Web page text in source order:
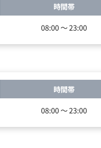
時間帯
08:00 ～ 23:00
時間帯
08:00 ～ 23:00